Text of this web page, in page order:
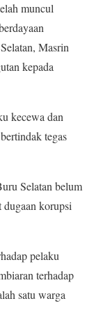
muncul
Masrin
kepada
kecewa dan
tegas
Selatan belum
korupsi
pelaku
terhadap
satu warga